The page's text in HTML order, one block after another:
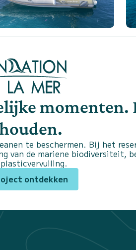
momenten.
te beschermen. Bij het
van de mariene biodiversiteit,
ontdekken